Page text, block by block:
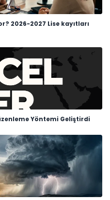
2026-2027 Lise kayıtları
Yöntemi Geliştirdi